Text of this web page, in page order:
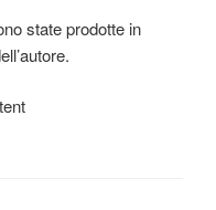
state prodotte in